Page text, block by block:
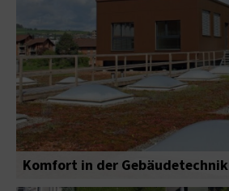
Komfort in der Gebäudetechnik